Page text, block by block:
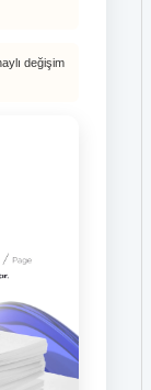
değişim